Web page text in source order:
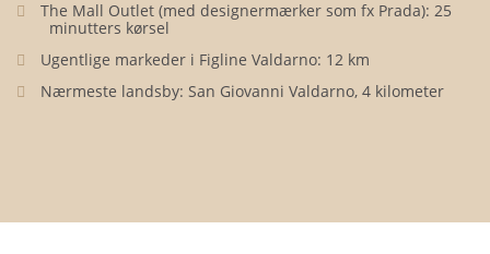
The Mall Outlet (med designermærker som fx Prada): 25
minutters kørsel
Ugentlige markeder i Figline Valdarno: 12 km
Nærmeste landsby: San Giovanni Valdarno, 4 kilometer